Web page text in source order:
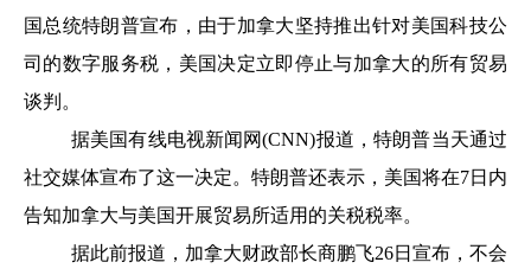
国总统特朗普宣布，由于加拿大坚持推出针对美国科技公
司的数字服务税，美国决定立即停止与加拿大的所有贸易
谈判。
据美国有线电视新闻网(CNN)报道，特朗普当天通过
社交媒体宣布了这一决定。特朗普还表示，美国将在7日内
告知加拿大与美国开展贸易所适用的关税税率。
据此前报道，加拿大财政部长商鹏飞26日宣布，不会